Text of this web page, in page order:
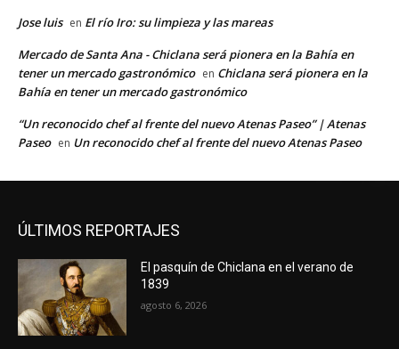
Jose luis en El río Iro: su limpieza y las mareas
Mercado de Santa Ana - Chiclana será pionera en la Bahía en
tener un mercado gastronómico en Chiclana será pionera en la
Bahía en tener un mercado gastronómico
“Un reconocido chef al frente del nuevo Atenas Paseo” | Atenas
Paseo en Un reconocido chef al frente del nuevo Atenas Paseo
ÚLTIMOS REPORTAJES
El pasquín de Chiclana en el verano de
1839
agosto 6, 2026